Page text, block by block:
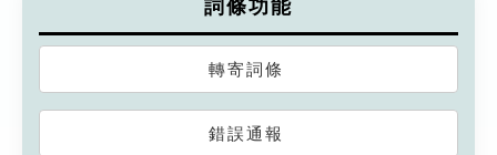
詞條功能
轉寄詞條
錯誤通報